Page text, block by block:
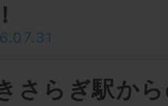
きさらぎ駅か